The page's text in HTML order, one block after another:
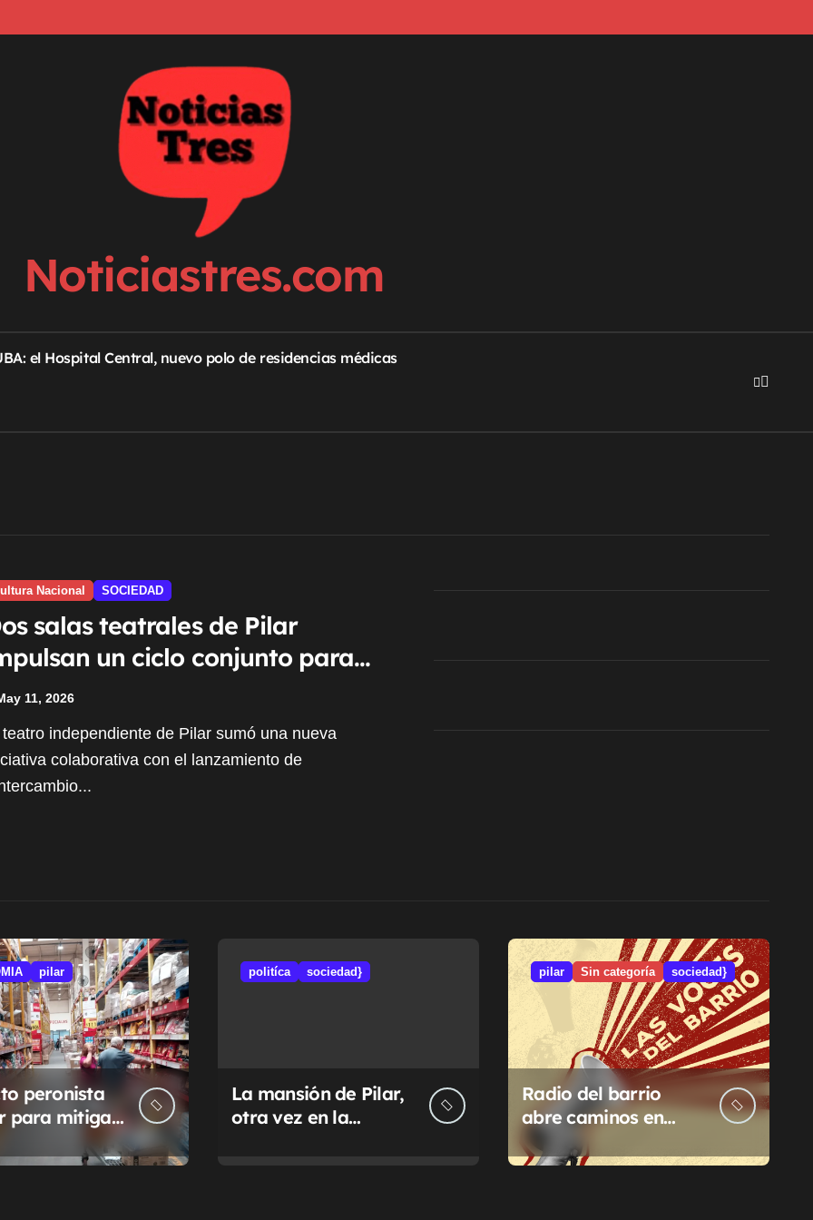
Noticiastres.com
el Hospital Central, nuevo polo de residencias médicas
Nacional SOCIEDAD
salas teatrales de Pilar
un ciclo conjunto para
la escena
11, 2026
colaborativa con el lanzamiento de
pilar
peronista
para mitigar
politíca sociedad}
La mansión de Pilar,
otra vez en la
pilar Sin categoría sociedad}
Radio del barrio
abre caminos en
Pilar